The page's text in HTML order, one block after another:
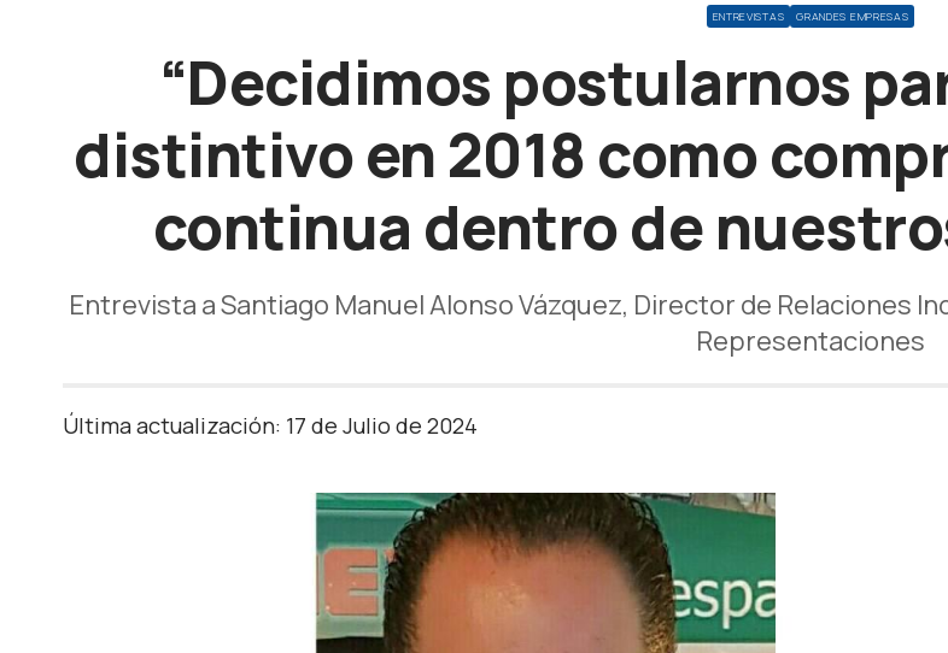
ENTREVISTAS GRANDES EMPRESAS
“Decidimos postularnos
distintivo en 2018 como
continua dentro de
Entrevista a Santiago Manuel Alonso Vázquez, Director de Relaciones
Representaciones
Última actualización: 17 de Julio de 2024